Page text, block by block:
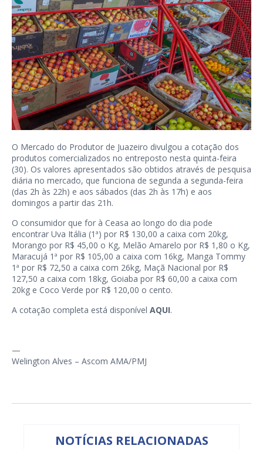
O Mercado do Produtor de Juazeiro divulgou a cotação dos
produtos comercializados no entreposto nesta quinta-feira
(30). Os valores apresentados são obtidos através de pesquisa
diária no mercado, que funciona de segunda a segunda-feira
(das 2h às 22h) e aos sábados (das 2h às 17h) e aos
domingos a partir das 21h.
O consumidor que for à Ceasa ao longo do dia pode
encontrar Uva Itália (1ª) por R$ 130,00 a caixa com 20kg,
Morango por R$ 45,00 o Kg, Melão Amarelo por R$ 1,80 o Kg,
Maracujá 1ª por R$ 105,00 a caixa com 16kg, Manga Tommy
1ª por R$ 72,50 a caixa com 26kg, Maçã Nacional por R$
127,50 a caixa com 18kg, Goiaba por R$ 60,00 a caixa com
20kg e Coco Verde por R$ 120,00 o cento.
A cotação completa está disponível AQUI.
—
Welington Alves – Ascom AMA/PMJ
NOTÍCIAS RELACIONADAS